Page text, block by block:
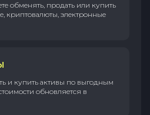
обменять, продать или купить
криптовалюты, электронные
и купить активы по выгодным
обновляется в